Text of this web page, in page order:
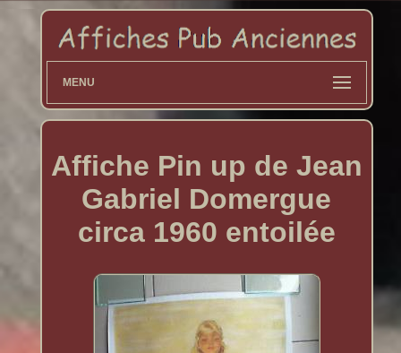
MENU
Affiche Pin up de Jean
Gabriel Domergue
circa 1960 entoilée